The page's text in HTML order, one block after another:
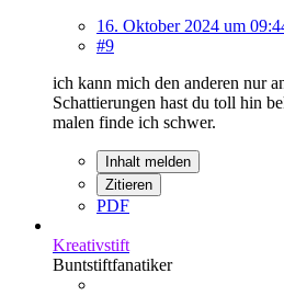
16. Oktober 2024 um
#9
ich kann mich den anderen nur
Schattierungen hast du toll hin
malen finde ich schwer.
Inhalt melden
Zitieren
PDF
Kreativstift
Buntstiftfanatiker